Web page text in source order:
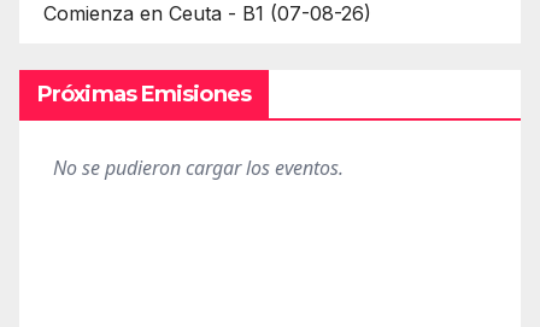
Comienza en Ceuta - B1 (07-08-26)
Próximas Emisiones